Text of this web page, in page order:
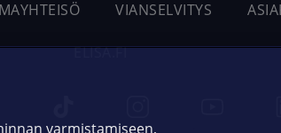
VIANSELVITYS
ELISA.FI
varmistamiseen,